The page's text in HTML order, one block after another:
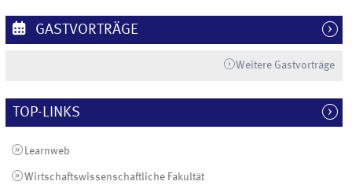
GASTVORTRÄGE
Weitere Gastvorträge
TOP-LINKS
Learnweb
Wirtschaftswissenschaftliche Fakultät